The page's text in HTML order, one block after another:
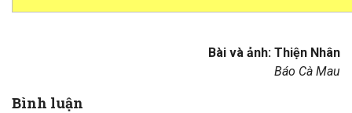
Bài và ảnh: Thiện Nhân
Báo Cà Mau
Bình luận